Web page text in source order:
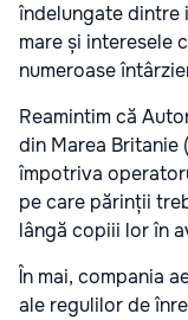
îndelungate dintre
mare și interesele
numeroase
Reamintim că
din Marea Britanie
împotriva
pe care părinții
lângă copiii lor în
În mai, compania
ale regulilor de